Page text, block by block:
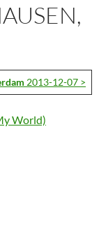
2013-12-07 >
World)